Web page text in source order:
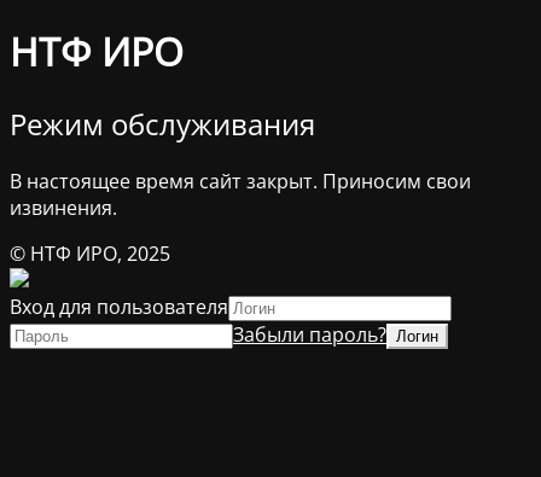
НТФ ИРО
Режим обслуживания
В настоящее время сайт закрыт. Приносим свои
извинения.
© НТФ ИРО, 2025
Вход для пользователя
Забыли пароль?